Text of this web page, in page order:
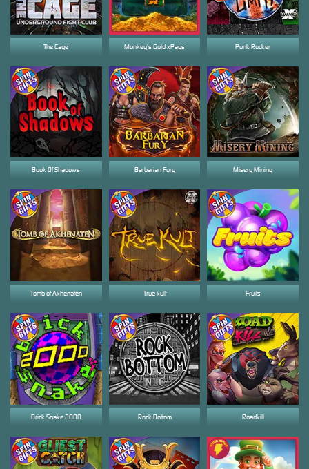
Roadkill
Book Of Shadows
Rock Bottom
The Cage
Brick Snake 2000
Monkey's Gold xPays
Barbarian Fury
Tomb of Akhenaten Fruits
Punk Rocker
Misery Mining
True kult